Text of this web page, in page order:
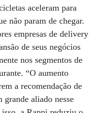
aceleram para
não param de chegar.
empresas de delivery
de seus negócios
nos segmentos de
“O aumento
a recomendação de
grande aliado nesse